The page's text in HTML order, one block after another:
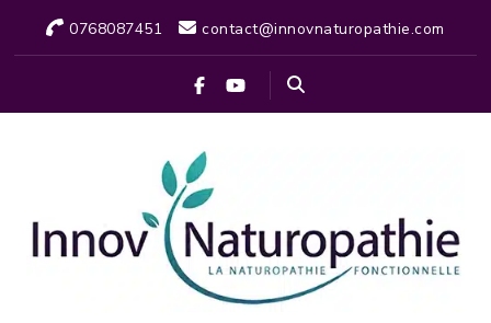
0768087451 contact@innovnaturopathie.com